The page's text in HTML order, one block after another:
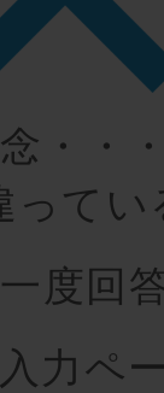
・・
って
度回
力ペ